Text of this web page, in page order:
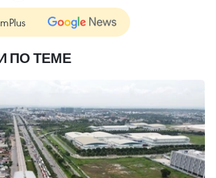
ПО ТЕМЕ